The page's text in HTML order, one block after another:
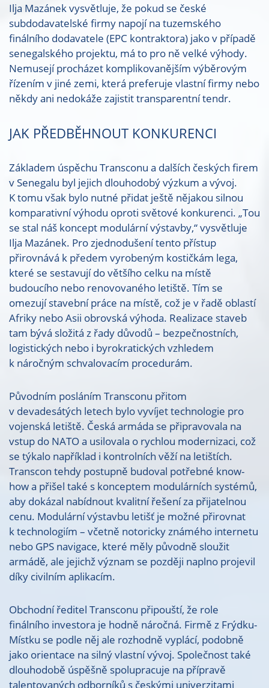
Ilja Mazánek vysvětluje, že pokud se české
subdodavatelské firmy napojí na tuzemského
finálního dodavatele (EPC kontraktora) jako v případě
senegalského projektu, má to pro ně velké výhody.
Nemusejí procházet komplikovanějším výběrovým
řízením v jiné zemi, která preferuje vlastní firmy nebo
někdy ani nedokáže zajistit transparentní tendr.
JAK PŘEDBĚHNOUT KONKURENCI
Základem úspěchu Transconu a dalších českých firem
v Senegalu byl jejich dlouhodobý výzkum a vývoj.
K tomu však bylo nutné přidat ještě nějakou silnou
komparativní výhodu oproti světové konkurenci. „Tou
se stal náš koncept modulární výstavby,“ vysvětluje
Ilja Mazánek. Pro zjednodušení tento přístup
přirovnává k předem vyrobeným kostičkám lega,
které se sestavují do většího celku na místě
budoucího nebo renovovaného letiště. Tím se
omezují stavební práce na místě, což je v řadě oblastí
Afriky nebo Asii obrovská výhoda. Realizace staveb
tam bývá složitá z řady důvodů – bezpečnostních,
logistických nebo i byrokratických vzhledem
k náročným schvalovacím procedurám.
Původním posláním Transconu přitom
v devadesátých letech bylo vyvíjet technologie pro
vojenská letiště. Česká armáda se připravovala na
vstup do NATO a usilovala o rychlou modernizaci, což
se týkalo například i kontrolních věží na letištích.
Transcon tehdy postupně budoval potřebné know-
how a přišel také s konceptem modulárních systémů,
aby dokázal nabídnout kvalitní řešení za přijatelnou
cenu. Modulární výstavbu letišť je možné přirovnat
k technologiím – včetně notoricky známého internetu
nebo GPS navigace, které měly původně sloužit
armádě, ale jejichž význam se později naplno projevil
díky civilním aplikacím.
Obchodní ředitel Transconu připouští, že role
finálního investora je hodně náročná. Firmě z Frýdku-
Místku se podle něj ale rozhodně vyplácí, podobně
jako orientace na silný vlastní vývoj. Společnost také
dlouhodobě úspěšně spolupracuje na přípravě
talentovaných odborníků s českými univerzitami